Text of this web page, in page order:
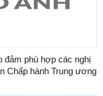
đảm phù hợp các nghị
Chấp hành Trung ương